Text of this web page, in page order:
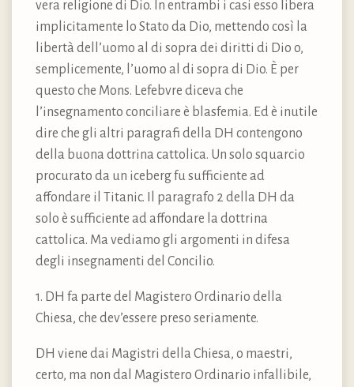
vera religione di Dio. In entrambi i casi esso libera
implicitamente lo Stato da Dio, mettendo così la
libertà dell’uomo al di sopra dei diritti di Dio o,
semplicemente, l’uomo al di sopra di Dio. È per
questo che Mons. Lefebvre diceva che
l’insegnamento conciliare è blasfemia. Ed è inutile
dire che gli altri paragrafi della DH contengono
della buona dottrina cattolica. Un solo squarcio
procurato da un iceberg fu sufficiente ad
affondare il Titanic. Il paragrafo 2 della DH da
solo è sufficiente ad affondare la dottrina
cattolica. Ma vediamo gli argomenti in difesa
degli insegnamenti del Concilio.
1. DH fa parte del Magistero Ordinario della
Chiesa, che dev’essere preso seriamente.
DH viene dai Magistri della Chiesa, o maestri,
certo, ma non dal Magistero Ordinario infallibile,